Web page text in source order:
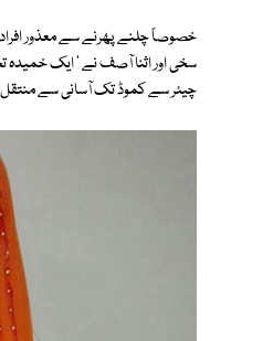
خصوصاً چلنے پھرنے سے معذور
چیئر سے کموڈ تک آسانی سے منتقل